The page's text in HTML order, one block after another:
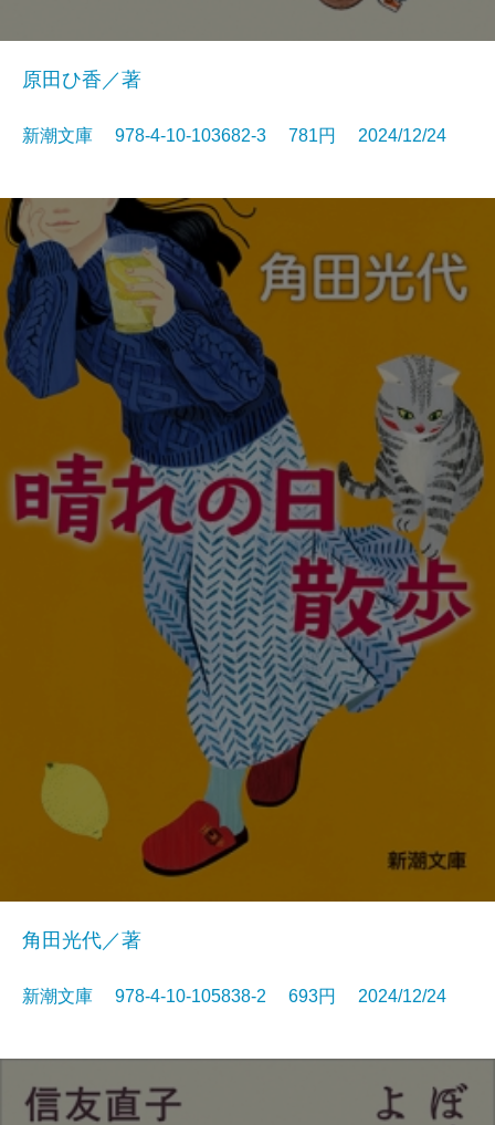
原田ひ香／著
新潮文庫 978-4-10-103682-3 781円 2024/12/24
角田光代／著
新潮文庫 978-4-10-105838-2 693円 2024/12/24